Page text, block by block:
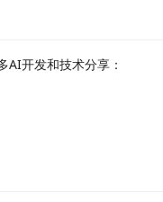
AI开发和技术分享：